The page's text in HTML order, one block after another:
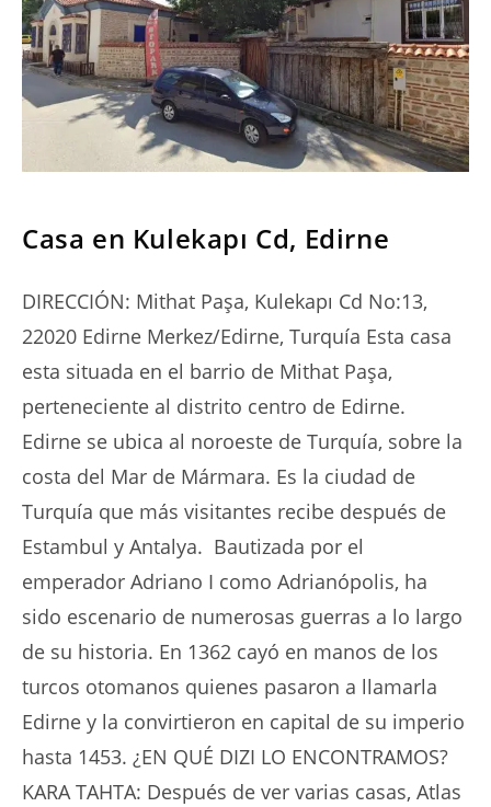
Casa en Kulekapı Cd, Edirne
DIRECCIÓN: Mithat Paşa, Kulekapı Cd No:13,
22020 Edirne Merkez/Edirne, Turquía Esta casa
esta situada en el barrio de Mithat Paşa,
perteneciente al distrito centro de Edirne.
Edirne se ubica al noroeste de Turquía, sobre la
costa del Mar de Mármara. Es la ciudad de
Turquía que más visitantes recibe después de
Estambul y Antalya. Bautizada por el
emperador Adriano I como Adrianópolis, ha
sido escenario de numerosas guerras a lo largo
de su historia. En 1362 cayó en manos de los
turcos otomanos quienes pasaron a llamarla
Edirne y la convirtieron en capital de su imperio
hasta 1453. ¿EN QUÉ DIZI LO ENCONTRAMOS?
KARA TAHTA: Después de ver varias casas, Atlas